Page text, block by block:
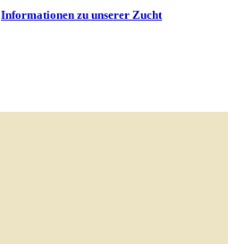
Informationen zu unserer Zucht